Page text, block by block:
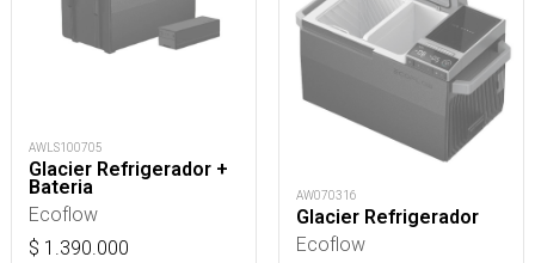
AWLS100705
Glacier Refrigerador +
Bateria
Ecoflow
$ 1.390.000
AW070316
Glacier Refrigerador
Ecoflow